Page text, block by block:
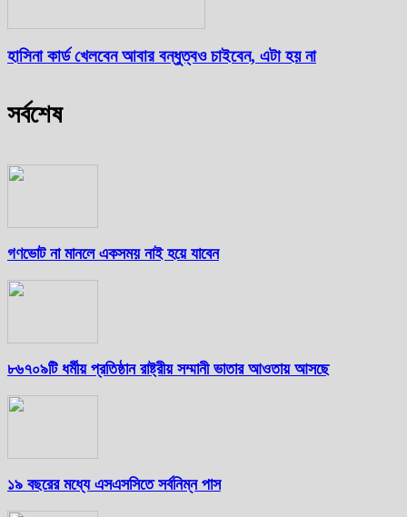
হাসিনা কার্ড খেলবেন আবার বন্ধুত্বও চাইবেন, এটা হয় না
সর্বশেষ
গণভোট না মানলে একসময় নাই হয়ে যাবেন
৮৬৭০৯টি ধর্মীয় প্রতিষ্ঠান রাষ্ট্রীয় সম্মানী ভাতার আওতায় আসছে
১৯ বছরের মধ্যে এসএসসিতে সর্বনিম্ন পাস